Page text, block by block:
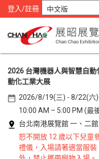
登入/註冊
2026 台灣機器人與智慧自動
動化工業大展
2026/8/19(三) - 8/22(六)
10:00 AM – 5:00 PM (最
台北南港展覽館 一、二館
恕不開放 12 歲以下兒童
禮儀，入場請著適當服